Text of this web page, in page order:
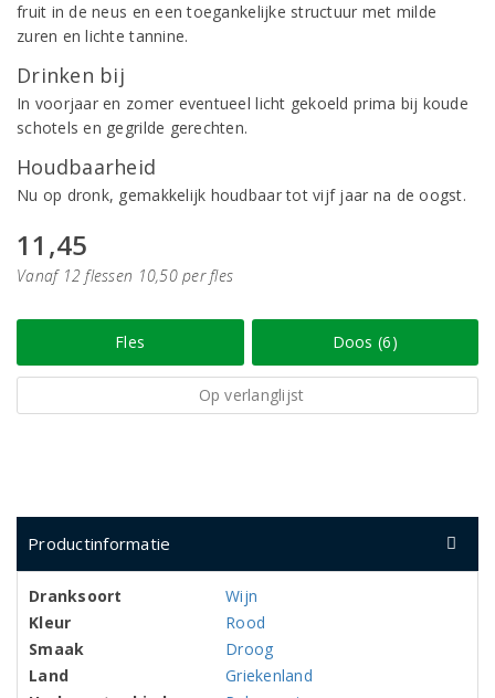
fruit in de neus en een toegankelijke structuur met milde
zuren en lichte tannine.
Drinken bij
In voorjaar en zomer eventueel licht gekoeld prima bij koude
schotels en gegrilde gerechten.
Houdbaarheid
Nu op dronk, gemakkelijk houdbaar tot vijf jaar na de oogst.
11,45
Vanaf 12 flessen 10,50 per fles
Fles Doos (6)
Op verlanglijst
Productinformatie
Dranksoort
Wijn
Kleur
Rood
Smaak
Droog
Land
Griekenland